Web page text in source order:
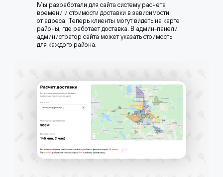
Мы разработали для сайта систему расчёта
времени и стоимости доставки в зависимости
от адреса. Теперь клиенты могут видеть на карте
районы, где работает доставка. В админ-панели
администратор сайта может указать стоимость
для каждого района.